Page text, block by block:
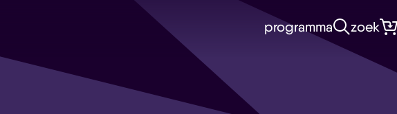
programma zoek